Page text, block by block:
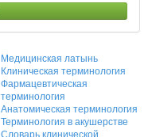
Медицинская латынь
Клиническая терминология
Фармацевтическая
терминология
Анатомическая терминология
Терминология в акушерстве
Словарь клинической